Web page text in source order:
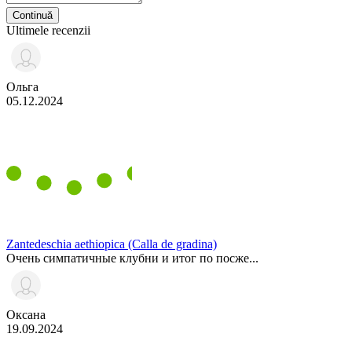
Continuă
Ultimele recenzii
Ольга
05.12.2024
Zantedeschia aethiopica (Calla de gradina)
Очень симпатичные клубни и итог по посже...
Оксана
19.09.2024